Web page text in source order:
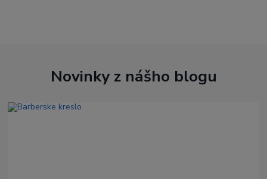
Novinky z nášho blogu